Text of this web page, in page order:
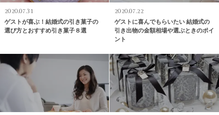
2020.07.31
ゲストが喜ぶ！結婚式の引き菓子の
選び方とおすすめ引き菓子８選
2020.07.22
ゲストに喜んでもらいたい 結婚式の
引き出物の金額相場や選ぶときのポイ
ント